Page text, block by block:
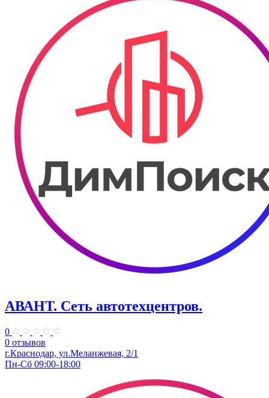
АВАНТ. ​Сеть автотехцентров.
0
0 отзывов
​г.Краснодар, ул.Меланжевая, 2/1
Пн-Сб 09:00-18:00